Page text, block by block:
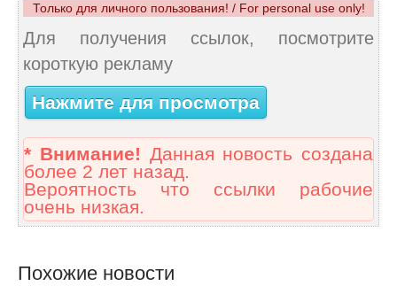
Только для личного пользования! / For personal use only!
Для получения ссылок, посмотрите
короткую рекламу
Нажмите для просмотра
* Внимание! Данная новость создана
более 2 лет назад.
Вероятность что ссылки рабочие
очень низкая.
Похожие новости